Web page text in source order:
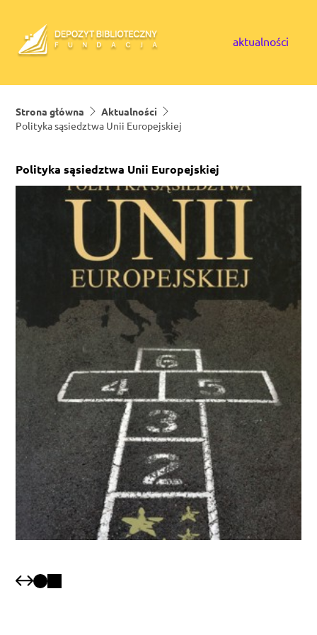
aktualności
Strona główna
Aktualności
Polityka sąsiedztwa Unii Europejskiej
Polityka sąsiedztwa Unii Europejskiej